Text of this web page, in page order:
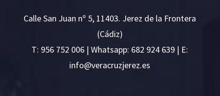
Calle San Juan nº 5, 11403. Jerez de la Frontera
(Cádiz)
T: 956 752 006 | Whatsapp: 682 924 639 | E:
se.ze
rejzu
rcare
v@ofn
i